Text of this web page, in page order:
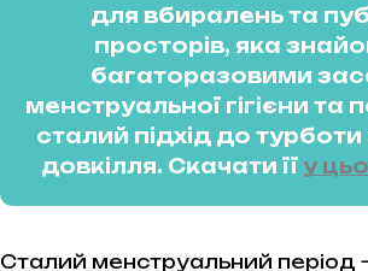
для вбиралень та
просторів, яка
багаторазовими
менструальної гігієни та
сталий підхід до
довкілля. Скачати її у
Сталий менструальний період